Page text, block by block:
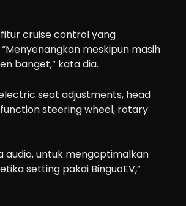
cruise control yang
meskipun masih
banget,” kata dia.
seat adjustments, head
steering wheel, rotary
audio, untuk mengoptimalkan
setting pakai BinguoEV,”